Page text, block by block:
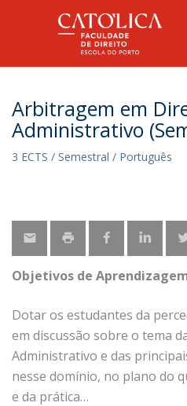
Arbitragem em
Administrativo
3 ECTS / Semestral / Português
Objetivos de
Dotar os estudantes da
em discussão sobre o tema
Administrativo e das
nesse domínio, no plano do
e da prática